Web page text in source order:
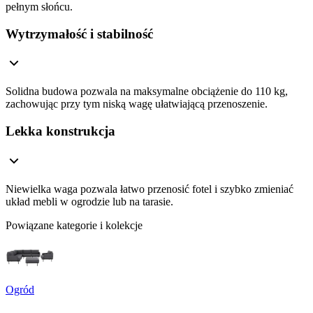
pełnym słońcu.
Wytrzymałość i stabilność
Solidna budowa pozwala na maksymalne obciążenie do 110 kg,
zachowując przy tym niską wagę ułatwiającą przenoszenie.
Lekka konstrukcja
Niewielka waga pozwala łatwo przenosić fotel i szybko zmieniać
układ mebli w ogrodzie lub na tarasie.
Powiązane kategorie i kolekcje
Ogród